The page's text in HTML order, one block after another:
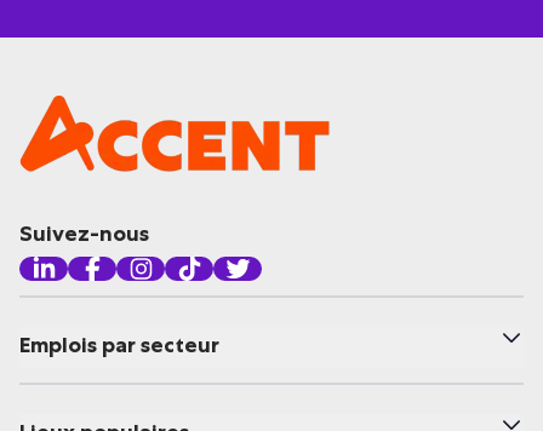
Suivez-nous
Emplois par secteur